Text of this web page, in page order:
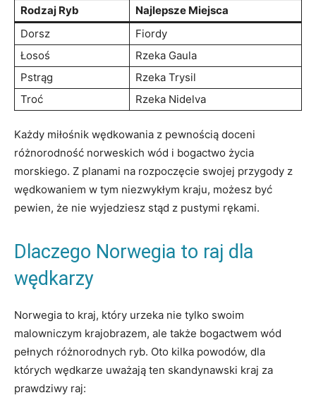
Rodzaj Ryb
Najlepsze Miejsca
Dorsz
Fiordy
Łosoś
Rzeka Gaula
Pstrąg
Rzeka Trysil
Troć
Rzeka Nidelva
Każdy miłośnik wędkowania z pewnością doceni
różnorodność norweskich wód i bogactwo życia
morskiego. Z planami na rozpoczęcie swojej przygody z
wędkowaniem w tym niezwykłym kraju, możesz być
pewien, że nie wyjedziesz stąd z pustymi rękami.
Dlaczego Norwegia to raj dla
wędkarzy
Norwegia to kraj, który urzeka nie tylko swoim
malowniczym krajobrazem, ale także bogactwem wód
pełnych różnorodnych ryb. Oto kilka powodów, dla
których wędkarze uważają ten skandynawski kraj za
prawdziwy raj: